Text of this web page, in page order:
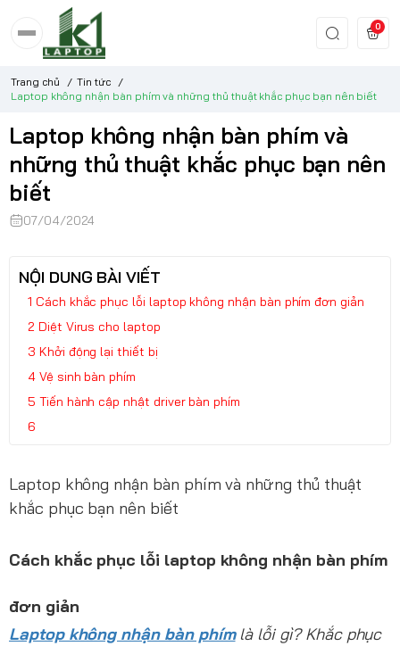
0
Trang chủ / Tin tức
/
Laptop không nhận bàn phím và những thủ thuật khắc phục bạn nên biết
Laptop không nhận bàn phím và
những thủ thuật khắc phục bạn nên
biết
07/04/2024
NỘI DUNG BÀI VIẾT
Cách khắc phục lỗi laptop không nhận bàn phím đơn giản
Diệt Virus cho laptop
Khởi động lại thiết bị
Vệ sinh bàn phím
Tiến hành cập nhật driver bàn phím
Laptop không nhận bàn phím và những thủ thuật
khắc phục bạn nên biết
Cách khắc phục lỗi laptop không nhận bàn phím
đơn giản
Laptop không nhận bàn phímlà lỗi gì? Khắc phục